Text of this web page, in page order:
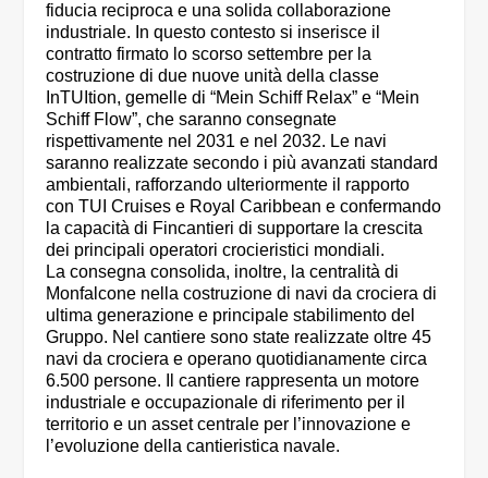
fiducia reciproca e una solida collaborazione
industriale. In questo contesto si inserisce il
contratto firmato lo scorso settembre per la
costruzione di due nuove unità della classe
InTUItion, gemelle di “Mein Schiff Relax” e “Mein
Schiff Flow”, che saranno consegnate
rispettivamente nel 2031 e nel 2032. Le navi
saranno realizzate secondo i più avanzati standard
ambientali, rafforzando ulteriormente il rapporto
con TUI Cruises e Royal Caribbean e confermando
la capacità di Fincantieri di supportare la crescita
dei principali operatori crocieristici mondiali.
La consegna consolida, inoltre, la centralità di
Monfalcone nella costruzione di navi da crociera di
ultima generazione e principale stabilimento del
Gruppo. Nel cantiere sono state realizzate oltre 45
navi da crociera e operano quotidianamente circa
6.500 persone. Il cantiere rappresenta un motore
industriale e occupazionale di riferimento per il
territorio e un asset centrale per l’innovazione e
l’evoluzione della cantieristica navale.